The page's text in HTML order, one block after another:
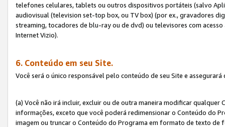
telefones celulares, tablets ou outros dispositivos portáteis (salvo
audiovisual (television set-top box, ou TV box) (por ex., gravadores
streaming, tocadores de blu-ray ou de dvd) ou televisores com
Internet Vizio).
6. Conteúdo em seu Site.
Você será o único responsável pelo conteúdo de seu Site e assegurará
(a) Você não irá incluir, excluir ou de outra maneira modificar
informações, exceto que você poderá redimensionar o Conteúdo do
imagem ou truncar o Conteúdo do Programa em formato de texto